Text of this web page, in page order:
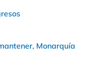
Monarquía